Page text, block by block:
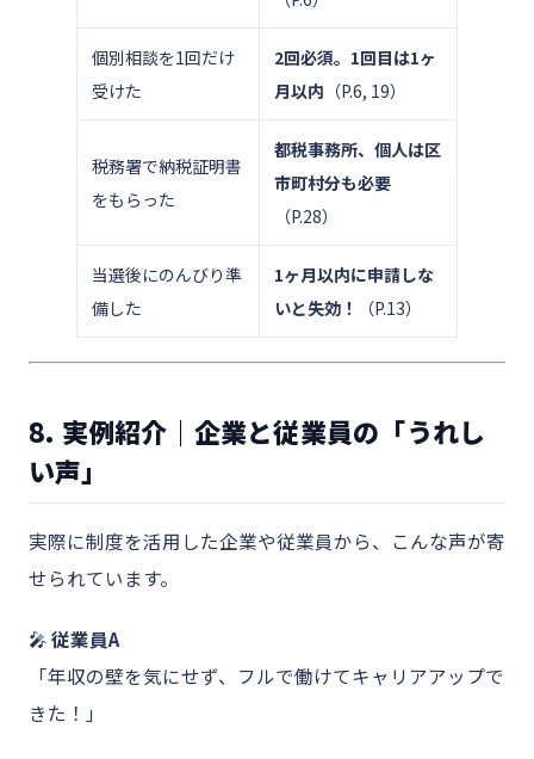
個別相談を1回だけ
受けた
2回必須。1回目は1ヶ
月以内 （P.6, 19）
税務署で納税証明書
をもらった
都税事務所、個人は区
市町村分も必要
（P.28）
当選後にのんびり準
備した
1ヶ月以内に申請しな
いと失効！
（P.13）
8. 実例紹介｜企業と従業員の「うれし
い声」
実際に制度を活用した企業や従業員から、こんな声が寄
せられています。
🎤従業員A
「年収の壁を気にせず、フルで働けてキャリアアップで
きた！」